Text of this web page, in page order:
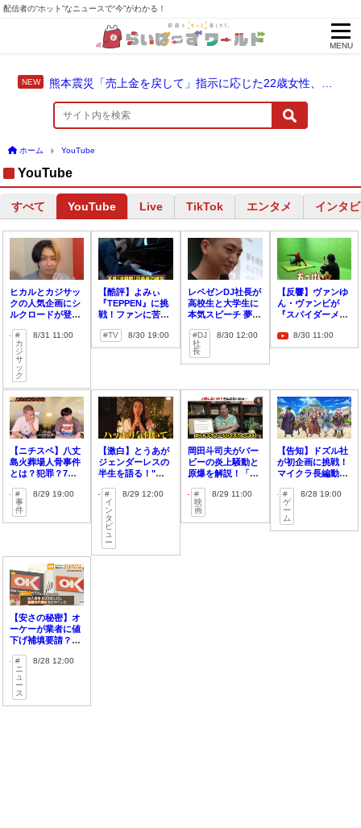
配信者の“ホット”なニュースで“今”がわかる！
MENU
ホーム YouTube
YouTube
すべて YouTube Live TikTok エンタメ インタ
ヒカルとカジサッ
クの人気企画にシ
ルクロードが登場
カ
ジ
サ
ッ
ク
8/31 11:00
【酷評】よみぃ
『TEPPEN』に挑
戦！ファンに苦言
は？
TV 8/30 19:00
レペゼンDJ社長が
高校生と大学生に
本気スピーチ 夢や
DJ
社
長
8/30 12:00
【反響】ヴァンゆ
ん・ヴァンビが
『スパイダーメー
公開！8/30 11:00
【ニチスペ】八丈
島火葬場人骨事件
とは？犯罪？7人
解決】
事
件
8/29 19:00
【激白】とうあが
ジェンダーレスの
半生を語る！"気
は？
イ
ン
タ
ビ
ュ
ー
8/29 12:00
岡田斗司夫がバー
ビーの炎上騒動と
原爆を解説！「〇
てる」
映
画
8/29 11:00
【告知】ドズル社
が初企画に挑戦！
マイクラ長編動画
治！？
ゲ
ー
ム
8/28 19:00
【安さの秘密】オ
ーケーが業者に値
下げ補填要請？公
【判明】
ニ
ュ
ー
ス
8/28 12:00